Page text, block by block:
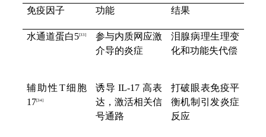
免疫因子 功能 结果
水通道蛋白5[33]
参与内质网应激
介导的炎症
泪腺病理生理变
化和功能失代偿
辅助性T细胞
17[34]
诱导 IL-17 高表
达，激活相关信
号通路
打破眼表免疫平
衡机制引发炎症
反应